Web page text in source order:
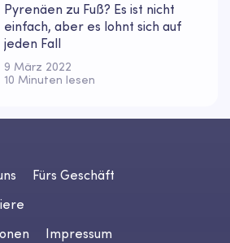
Pyrenäen zu Fuß? Es ist nicht
einfach, aber es lohnt sich auf
jeden Fall
9 März 2022
10 Minuten lesen
Fürs Geschäft
Impressum